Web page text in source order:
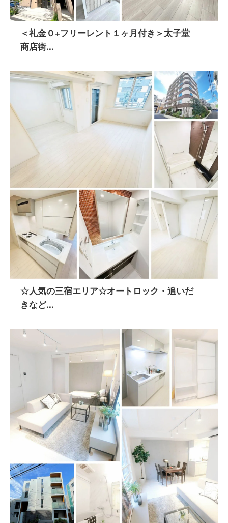
＜礼金０+フリーレント１ヶ月付き＞太子堂
商店街...
☆人気の三宿エリア☆オートロック・追いだ
きなど...